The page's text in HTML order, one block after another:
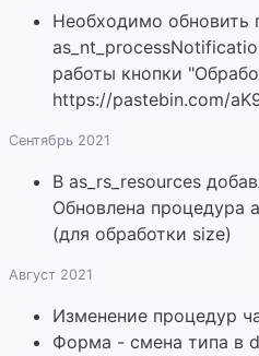
Необходимо обновить
работы кнопки
https://pastebin.com/
Сентябрь 2021
В as_rs_resources
Обновлена процедура
(для обработки size)
Август 2021
Изменение процедур
Форма - смена типа в